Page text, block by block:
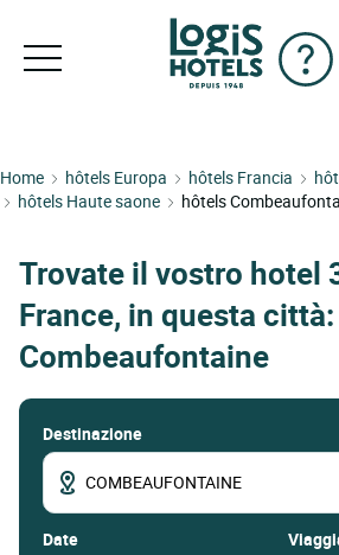
Home hôtels Europa hôtels Francia
hôtels Haute saone
hôtels
Trovate il vostro hotel
France, in questa città:
Combeaufontaine
Destinazione
date